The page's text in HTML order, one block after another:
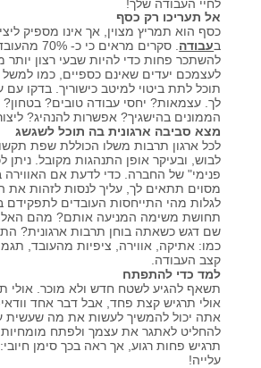
לחיי העבודה שלך!
אל תעריכו רק כסף
כסף הוא תמריץ מצוין, אך אינו מספיק
בעבודה
. סקרים מראים
להשתכר פחות כדי להיות שבעי רצון יותר
לעצמכם יעדים שאינם כספיים, כמו
תוכל לתת ביטוי למיטב כישוריך. בדקו
לך. עצמאות? יחסי עבודה טובים?
הממונים בהישגיך? אפשרות להנהיג?
מצא סביבה ארגונית בה תוכל לשגשג
לכל ארגון תרבות משלו הכוללת שפת
לבוש, ובעיקר אופן התנהגות מקובל. ניתן
פנימי" של החברה. כדי לדעת אם
מסוים תתאים לך, עליך לנסות לזהות את
לגלות מהי התייחסות העובדים לתפקידם
תחושת משימה המניעה אותם? מהם
שם דגש כשאתה בוחן תרבות ארגונית?
כמו: אתיקה, אווירה, ציפיות מהעובד,
קצב העבודה.
למד כדי להתפתח
תשאף להגיע לשטח חדש ולא מוכר. אולי
אולי תרגיש קצת פחד, אבל דבר אחד
אתה יכול להמשיך לעשות את מה שעשית
להחליט לאתגר את עצמך ולפתח
תרגיש פחות רגוע, אך ראה בכך סימן
עלייה!